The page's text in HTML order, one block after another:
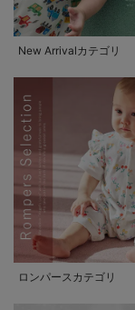
New Arrivalカテゴリ
ロンパースカテゴリ